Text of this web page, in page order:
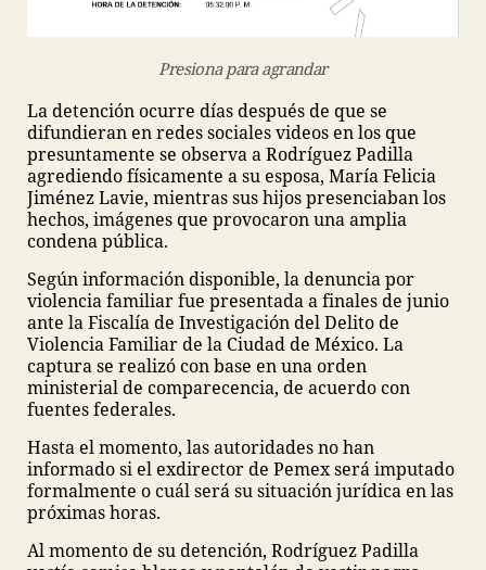
Presiona para agrandar
La detención ocurre días después de que se
difundieran en redes sociales videos en los que
presuntamente se observa a Rodríguez Padilla
agrediendo físicamente a su esposa, María Felicia
Jiménez Lavie, mientras sus hijos presenciaban los
hechos, imágenes que provocaron una amplia
condena pública.
Según información disponible, la denuncia por
violencia familiar fue presentada a finales de junio
ante la Fiscalía de Investigación del Delito de
Violencia Familiar de la Ciudad de México. La
captura se realizó con base en una orden
ministerial de comparecencia, de acuerdo con
fuentes federales.
Hasta el momento, las autoridades no han
informado si el exdirector de Pemex será imputado
formalmente o cuál será su situación jurídica en las
próximas horas.
Al momento de su detención, Rodríguez Padilla